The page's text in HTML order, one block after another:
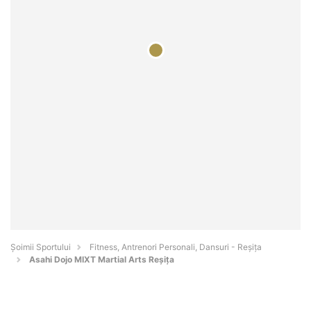
Șoimii Sportului
Fitness, Antrenori Personali, Dansuri - Reşiţa
Asahi Dojo MIXT Martial Arts Reșița